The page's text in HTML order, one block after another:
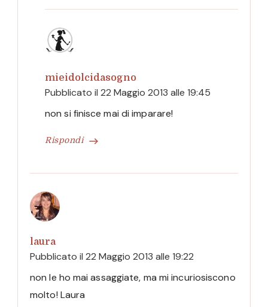
mieidolcidasogno
Pubblicato il 22 Maggio 2013 alle 19:45
Rispondi
non si finisce mai di imparare!
laura
Pubblicato il 22 Maggio 2013 alle 19:22
non le ho mai assaggiate, ma mi incuriosiscono
molto! Laura